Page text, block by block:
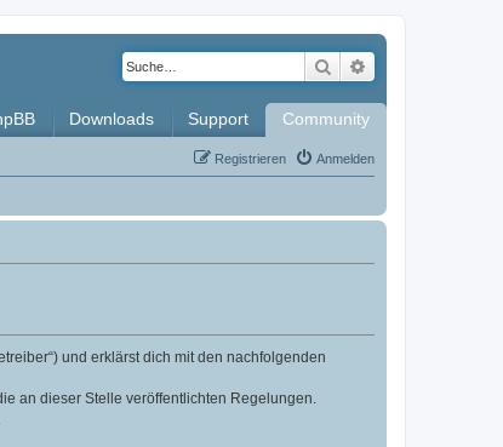
Suche
Downloads Support Community
Anmelden
Registrieren
und erklärst dich mit den nachfolgenden
an dieser Stelle veröffentlichten Regelungen.